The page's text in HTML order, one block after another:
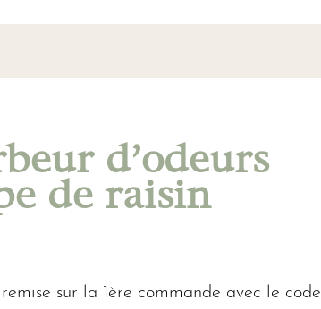
d’odeurs
de raisin
remise sur la 1ère commande avec le code